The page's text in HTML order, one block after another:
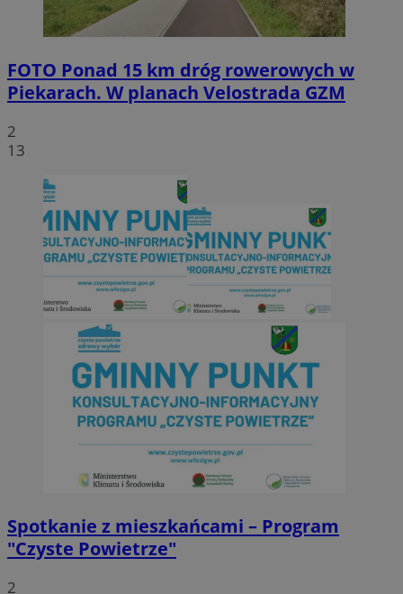
FOTO Ponad 15 km dróg rowerowych w
Piekarach. W planach Velostrada GZM
2
13
Spotkanie z mieszkańcami – Program
"Czyste Powietrze"
2